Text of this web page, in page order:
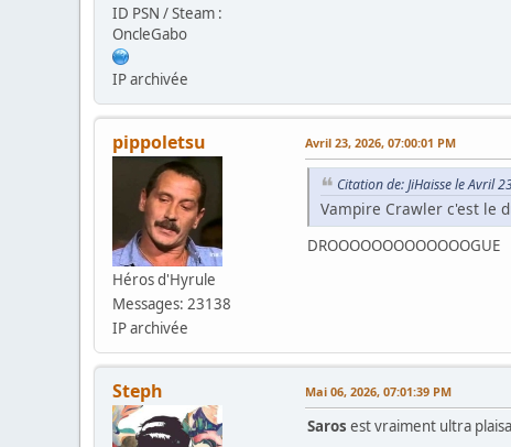
ID PSN / Steam :
OncleGabo
IP archivée
pippoletsu
Héros d'Hyrule
Messages: 23138
IP archivée
Avril 23, 2026, 07:00:01 PM
Citation de: JiHaisse le Avril
Vampire Crawler c'est le
DROOOOOOOOOOOOOGUE
Steph Mai 06, 2026, 07:01:39 PM
Saros est vraiment ultra